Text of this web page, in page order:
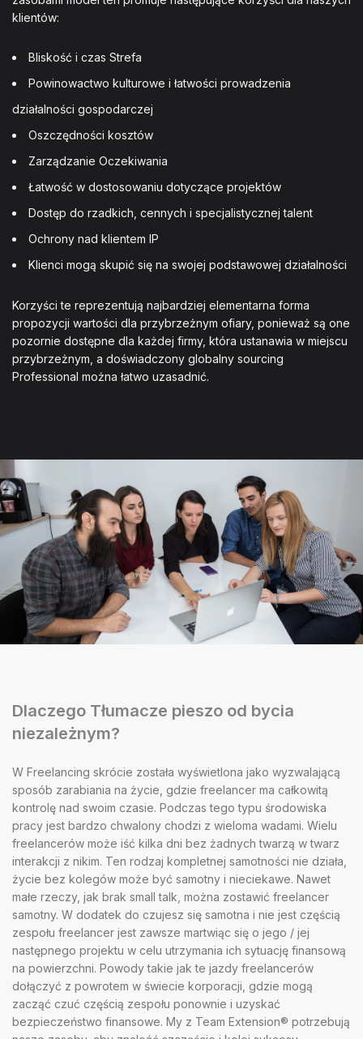
klientów:
Bliskość i czas Strefa
Powinowactwo kulturowe i łatwości prowadzenia
działalności gospodarczej
Oszczędności kosztów
Zarządzanie Oczekiwania
Łatwość w dostosowaniu dotyczące projektów
Dostęp do rzadkich, cennych i specjalistycznej talent
Ochrony nad klientem IP
Klienci mogą skupić się na swojej podstawowej działalności
Korzyści te reprezentują najbardziej elementarna forma
propozycji wartości dla przybrzeżnym ofiary, ponieważ są one
pozornie dostępne dla każdej firmy, która ustanawia w miejscu
przybrzeżnym, a doświadczony globalny sourcing
Professional można łatwo uzasadnić.
Dlaczego Tłumacze pieszo od bycia
niezależnym?
W Freelancing skrócie została wyświetlona jako wyzwalającą
sposób zarabiania na życie, gdzie freelancer ma całkowitą
kontrolę nad swoim czasie. Podczas tego typu środowiska
pracy jest bardzo chwalony chodzi z wieloma wadami. Wielu
freelancerów może iść kilka dni bez żadnych twarzą w twarz
interakcji z nikim. Ten rodzaj kompletnej samotności nie działa,
życie bez kolegów może być samotny i nieciekawe. Nawet
małe rzeczy, jak brak small talk, można zostawić freelancer
samotny. W dodatek do czujesz się samotna i nie jest częścią
zespołu freelancer jest zawsze martwiąc się o jego / jej
następnego projektu w celu utrzymania ich sytuację finansową
na powierzchni. Powody takie jak te jazdy freelancerów
dołączyć z powrotem w świecie korporacji, gdzie mogą
zacząć czuć częścią zespołu ponownie i uzyskać
bezpieczeństwo finansowe. My z Team Extension® potrzebują